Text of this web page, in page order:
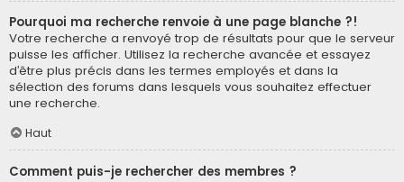
Pourquoi ma recherche renvoie à une page blanche ?!
Votre recherche a renvoyé trop de résultats pour que le serveur
puisse les afficher. Utilisez la recherche avancée et essayez
d’être plus précis dans les termes employés et dans la
sélection des forums dans lesquels vous souhaitez effectuer
une recherche.
Haut
Comment puis-je rechercher des membres ?